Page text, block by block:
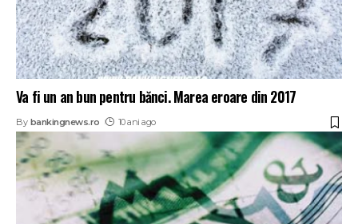
Va fi un an bun pentru bănci. Marea eroare din 2017
By bankingnews.ro 10 ani ago